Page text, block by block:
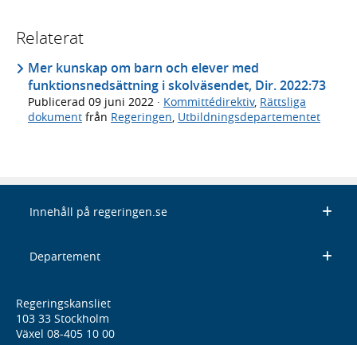
Relaterat
Mer kunskap om barn och elever med
funktionsnedsättning i skolväsendet, Dir. 2022:73
Publicerad 09 juni 2022 · Kommittédirektiv, Rättsliga
dokument från Regeringen, Utbildningsdepartementet
Innehåll på regeringen.se
Departement
Regeringskansliet
103 33 Stockholm
Växel 08-405 10 00